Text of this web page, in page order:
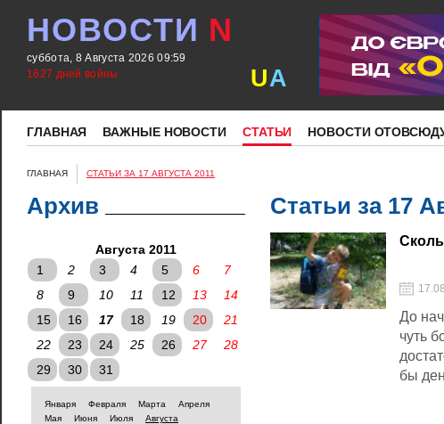
НОВОСТИ N
суббота, 8 Августа 2026 09:59
1627 дней войны
UA
ГЛАВНАЯ ВАЖНЫЕ НОВОСТИ СТАТЬИ НОВОСТИ
ГЛАВНАЯ СТАТЬИ ЗА 17 АВГУСТА 2011
Архив
Августа 2011
1
2 3 4 5 6
7
8
9 10 11 12 13
14
15
16 17 18 19 20
21
22
23 24 25 26 27
28
29
30 31
Января Февраля Марта
Апреля
Мая
Июня Июля
Августа
Статьи за 17
До
чуть
бы